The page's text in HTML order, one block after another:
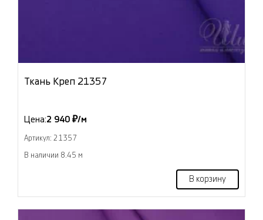
Ткань Креп 21357
Цена:2 940 ₽/м
Артикул: 21357
В наличии 8.45 м
В корзину